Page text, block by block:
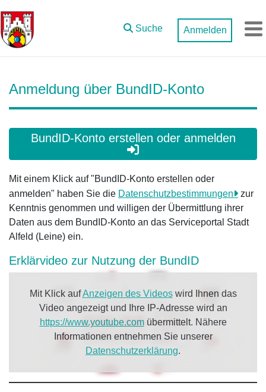
Zum Hauptinhalt springen
Suche Anmelden
Anmeldung über BundID-Konto
BundID-Konto erstellen oder anmelden
Mit einem Klick auf "BundID-Konto erstellen oder
anmelden" haben Sie die Datenschutzbestimmungen
zur
Kenntnis genommen und willigen der Übermittlung ihrer
Daten aus dem BundID-Konto an das Serviceportal Stadt
Alfeld (Leine) ein.
Erklärvideo zur Nutzung der BundID
Mit Klick aufAnzeigen des Videoswird Ihnen das
Video angezeigt und Ihre IP-Adresse wird an
https://www.youtube.comübermittelt. Nähere
Informationen entnehmen Sie unserer
Datenschutzerklärung.